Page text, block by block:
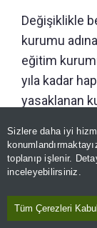
Sizlere daha iyi
toplanıp işlenir.
inceleyebilirsiniz.
Tüm Çerezleri
Değişiklikle
kurumu
eğitim
yıla kadar
yasaklanan
kadar adli
yabancı
mezuniyet
olarak
Kanunu'nun,